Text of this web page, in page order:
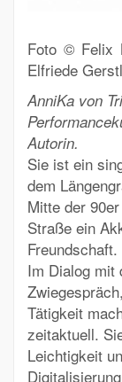
Foto ©
Elfriede
AnniKa von
Autorin.
Sie ist ein
dem
Mitte der
Straße ein
Freundschaft.
Im Dialog mit
Tätigkeit
zeitaktuell.
Leichtigkeit